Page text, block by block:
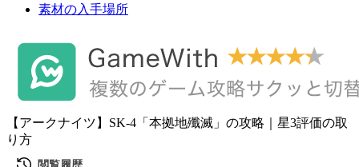
素材の入手場所
【アークナイツ】SK-4「本拠地殲滅」の攻略｜星3評価の取
り方